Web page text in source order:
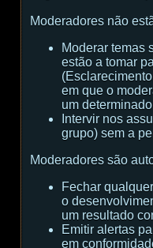
Moderadores não
Moderar temas
estão a tomar
(
em que o
um
Intervir nos
grupo) sem a
Moderadores são
Fechar
o
um resultado
Emitir alertas
em